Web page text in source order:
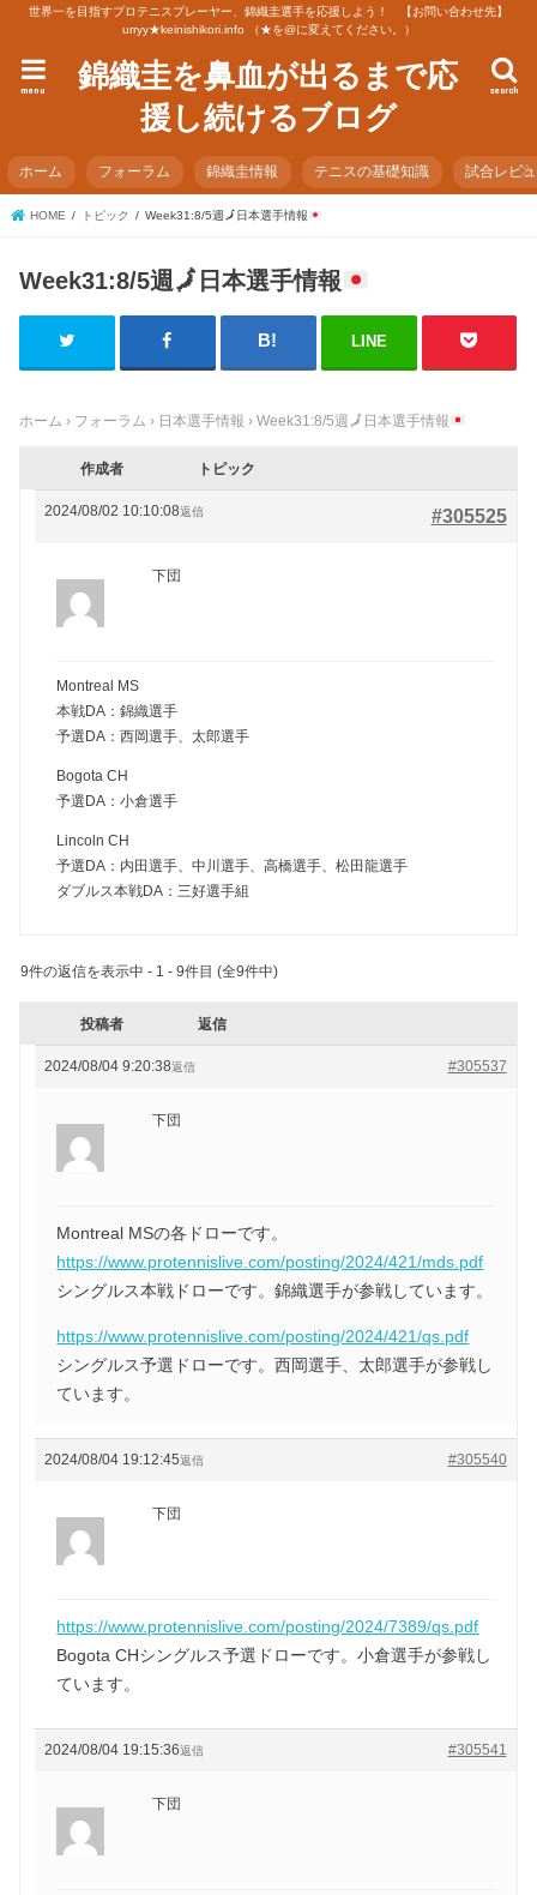
世界一を目指すプロテニスプレーヤー、錦織圭選手を応援しよう！ 【お問い合わせ先】
urryy★keinishikori.info （★を@に変えてください。）
錦織圭を鼻血が出るまで応
援し続けるブログ
search
menu
ホーム フォーラム 錦織圭情報 テニスの基礎知識 試合レビ
HOME トピック Week31:8/5週🗾日本選手情報
Week31:8/5週🗾 日本選手情報
LINE
ホーム › フォーラム › 日本選手情報 › Week31:8/5週🗾 日本選手情報
作成者 トピック
2024/08/02 10:10:08 #305525
返信
下団
Montreal MS
本戦DA：錦織選手
予選DA：西岡選手、太郎選手
Bogota CH
予選DA：小倉選手
Lincoln CH
予選DA：内田選手、中川選手、高橋選手、松田龍選手
ダブルス本戦DA：三好選手組
9件の返信を表示中 - 1 - 9件目 (全9件中)
投稿者 返信
2024/08/04 9:20:38 #305537
返信
下団
Montreal MSの各ドローです。
https://www.protennislive.com/posting/2024/421/mds.pdf
シングルス本戦ドローです。錦織選手が参戦しています。
https://www.protennislive.com/posting/2024/421/qs.pdf
シングルス予選ドローです。西岡選手、太郎選手が参戦し
ています。
2024/08/04 19:12:45 #305540
返信
下団
https://www.protennislive.com/posting/2024/7389/qs.pdf
Bogota CHシングルス予選ドローです。小倉選手が参戦し
ています。
2024/08/04 19:15:36 #305541
返信
下団